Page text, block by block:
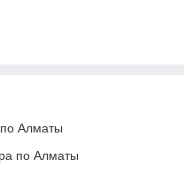
Алматы
по Алматы